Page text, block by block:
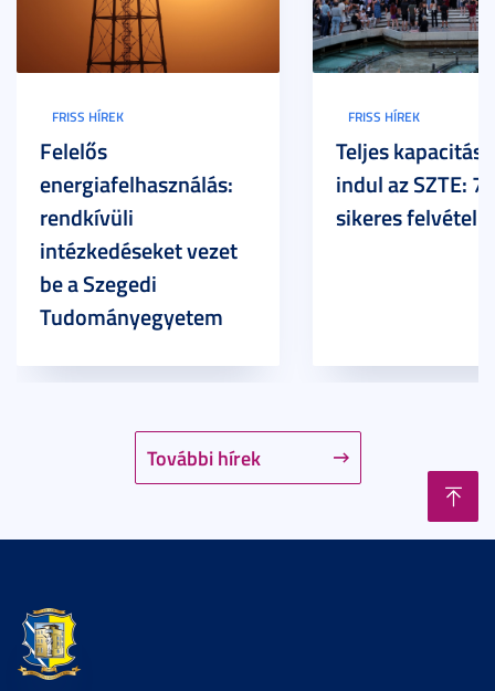
További hírek
FRISS HÍREK
Felelős
energiafelhasználás:
rendkívüli
intézkedéseket vezet
be a Szegedi
Tudományegyetem
FRISS HÍREK
Teljes
indul az SZTE:
sikeres